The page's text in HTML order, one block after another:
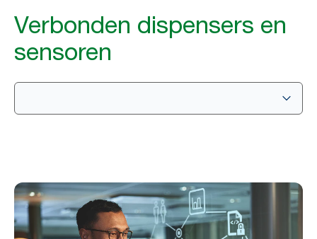
Verbonden dispensers en
sensoren